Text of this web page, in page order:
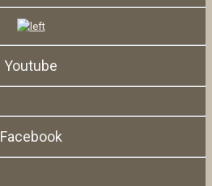
Youtube
Facebook